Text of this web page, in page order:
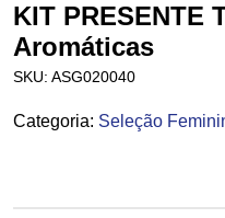
KIT PRESENTE
Aromáticas
SKU: ASG020040
Categoria: Seleção